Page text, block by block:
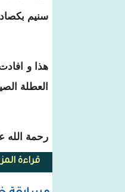
سنيم
هذا و
العطلة
رحمة الله
قراءة